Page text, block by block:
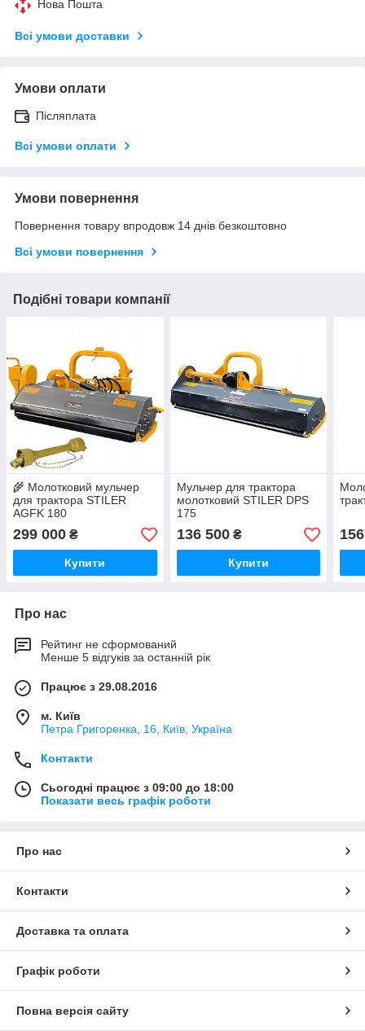
Нова Пошта
Всі умови доставки
Умови оплати
Післяплата
Всі умови оплати
Умови повернення
Повернення товару впродовж 14 днів безкоштовно
Всі умови повернення
Подібні товари компанії
🌾 Молотковий мульчер
для трактора STILER
AGFK 180
299 000 ₴
Купити
Мульчер для трактора
молотковий STILER DPS
175
136 500₴
Купити
Про нас
Рейтинг не сформований
Менше 5 відгуків за останній рік
Працює з 29.08.2016
м. Київ
Петра Григоренка, 16, Київ, Україна
Контакти
Сьогодні працює з 09:00 до 18:00
Показати весь графік роботи
Про нас
Контакти
Доставка та оплата
Графік роботи
Повна версія сайту